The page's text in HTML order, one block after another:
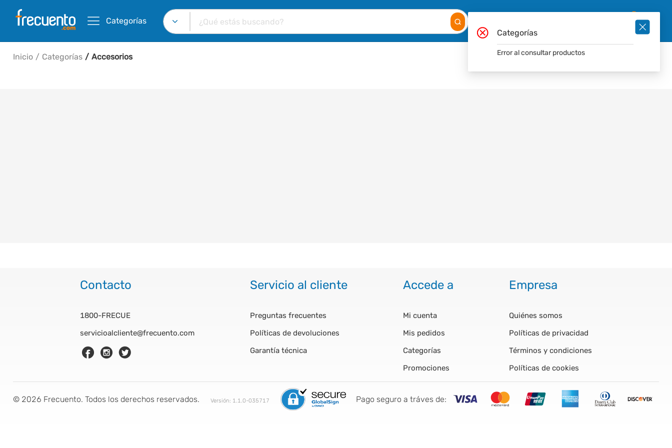
Categorías
Inicio Categorías Accesorios
Contacto
1800-FRECUE
servicioalcliente@frecuento.com
Servicio al cliente
Preguntas frecuentes
Políticas de devoluciones
Garantía técnica
Accede a
Mi cuenta
Mis pedidos
Categorías
Promociones
Empresa
Quiénes somos
Políticas de privacidad
Términos y condiciones
Políticas de cookies
© 2026 Frecuento. Todos los derechos reservados. Versión: 1.1.0-035717 Pago seguro a tráves de:
Categorías
Error al consultar productos